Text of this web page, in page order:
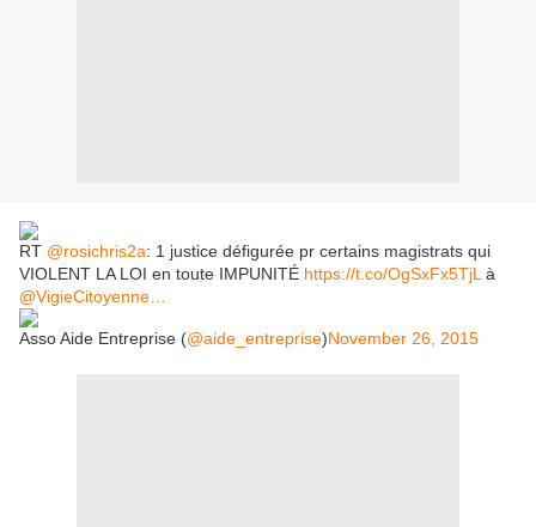
RT @rosichris2a: 1 justice défigurée pr certains magistrats qui
VIOLENT LA LOI en toute IMPUNITÉ https://t.co/OgSxFx5TjL à
@VigieCitoyenne
Asso Aide Entreprise (@aide_entreprise)November 26, 2015